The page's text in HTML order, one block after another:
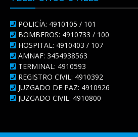
POLICÍA: 4910105 / 101
BOMBEROS: 4910733 / 100
HOSPITAL: 4910403 / 107
AMNAF: 3454938563
TERMINAL: 4910593
REGISTRO CIVIL: 4910392
JUZGADO DE PAZ: 4910926
JUZGADO CIVIL: 4910800